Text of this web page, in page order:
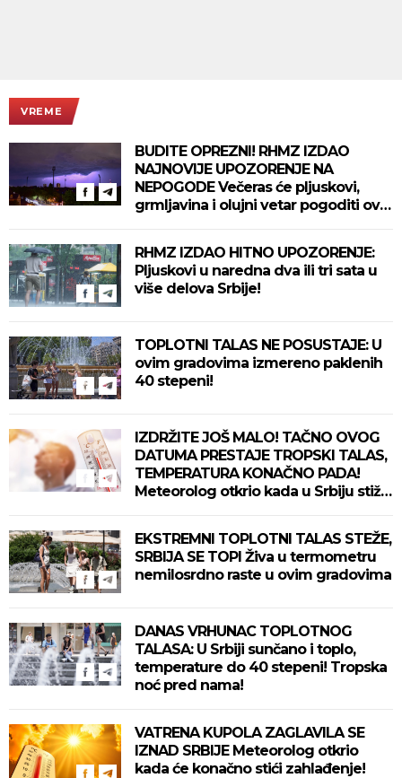
VREME
BUDITE OPREZNI! RHMZ IZDAO
NAJNOVIJE UPOZORENJE NA
NEPOGODE Večeras će pljuskovi,
grmljavina i olujni vetar pogoditi ove
RHMZ IZDAO HITNO UPOZORENJE:
Pljuskovi u naredna dva ili tri sata u
više delova Srbije!
TOPLOTNI TALAS NE POSUSTAJE: U
ovim gradovima izmereno paklenih
40 stepeni!
IZDRŽITE JOŠ MALO! TAČNO OVOG
DATUMA PRESTAJE TROPSKI TALAS,
TEMPERATURA KONAČNO PADA!
Meteorolog otkrio kada u Srbiju stiže
EKSTREMNI TOPLOTNI TALAS STEŽE,
SRBIJA SE TOPI Živa u termometru
nemilosrdno raste u ovim gradovima
DANAS VRHUNAC TOPLOTNOG
TALASA: U Srbiji sunčano i toplo,
temperature do 40 stepeni! Tropska
noć pred nama!
VATRENA KUPOLA ZAGLAVILA SE
IZNAD SRBIJE Meteorolog otkrio
kada će konačno stići zahlađenje!